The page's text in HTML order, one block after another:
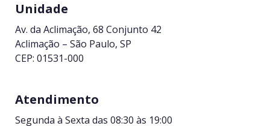
Unidade
Av. da Aclimação, 68 Conjunto 42
Aclimação – São Paulo, SP
CEP: 01531-000
Atendimento
Segunda à Sexta das 08:30 às 19:00